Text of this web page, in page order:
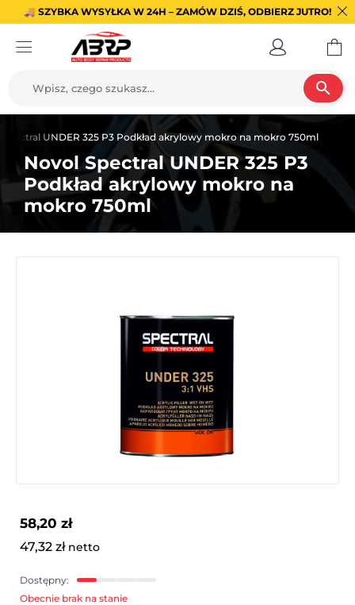
🚚 SZYBKA WYSYŁKA W 24H – ZAMÓW DZIŚ, ODBIERZ JUTRO!
search
UNDER 325 P3 Podkład akrylowy mokro na mokro 750ml
Novol Spectral UNDER 325 P3
Podkład akrylowy mokro na
mokro 750ml
58,20 zł
47,32 zł netto
Dostępny:
Obecnie brak na stanie